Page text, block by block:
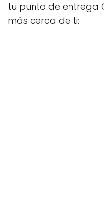
tu punto de entrega
más cerca de ti: